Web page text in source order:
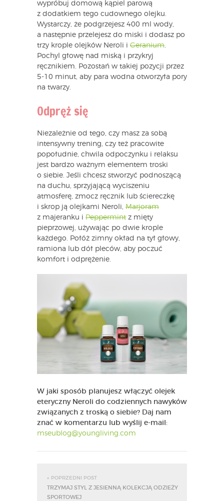
wypróbuj domową kąpiel parową
z dodatkiem tego cudownego olejku.
Wystarczy, że podgrzejesz 400 ml wody,
a następnie przelejesz do miski i dodasz po
trzy krople olejków Neroli i Geranium.
Pochyl głowę nad miską i przykryj
ręcznikiem. Pozostań w takiej pozycji przez
5-10 minut, aby para wodna otworzyła pory
na twarzy.
Odpręż się
Niezależnie od tego, czy masz za sobą
intensywny trening, czy też pracowite
popołudnie, chwila odpoczynku i relaksu
jest bardzo ważnym elementem troski
o siebie. Jeśli chcesz stworzyć podnoszącą
na duchu, sprzyjającą wyciszeniu
atmosferę, zmocz ręcznik lub ściereczkę
i skrop ją olejkami Neroli, Marjoram
z majeranku i Peppermint z mięty
pieprzowej, używając po dwie krople
każdego. Połóż zimny okład na tył głowy,
ramiona lub dół pleców, aby poczuć
komfort i odprężenie.
W jaki sposób planujesz włączyć olejek
eteryczny Neroli do codziennych nawyków
związanych z troską o siebie? Daj nam
znać w komentarzu lub wyślij e-mail:
mseublog@youngliving.com
« POPRZEDNI POST
TRZYMAJ STYL Z JESIENNĄ KOLEKCJĄ ODZIEŻY
SPORTOWEJ